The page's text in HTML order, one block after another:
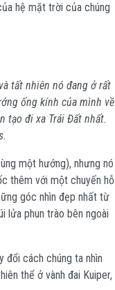
hệ mặt trời của chúng
tất nhiên nó đang ở rất
ống kính của mình về
tạo đi xa Trái Đất nhất.
một hướng), nhưng nó
thêm với một chuyến hỗ
góc nhìn đẹp nhất từ
lửa phun trào bên ngoài
đổi cách chúng ta nhìn
thể ở vành đai Kuiper,